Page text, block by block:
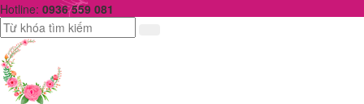
Hotline: 0936 559 081